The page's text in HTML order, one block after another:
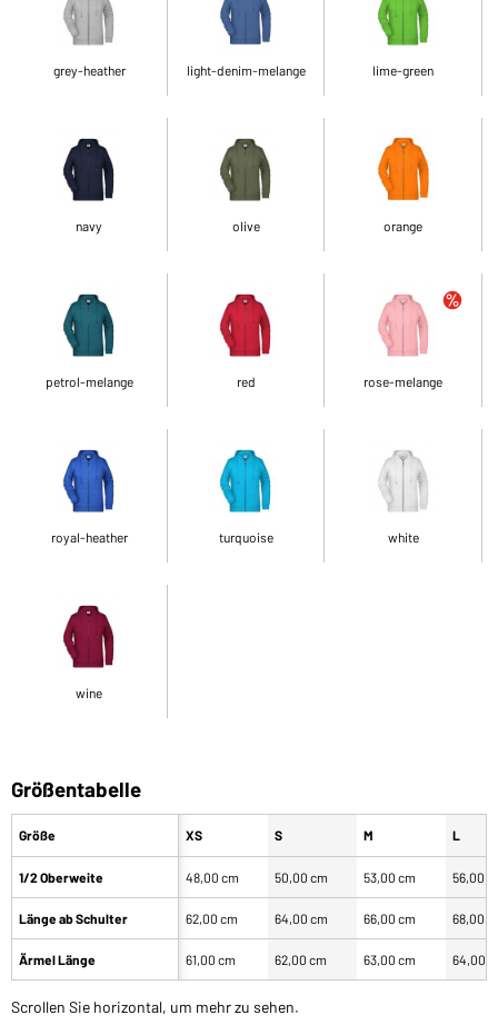
grey-heather light-denim-melange lime-green
navy olive orange
petrol-melange red rose-melange
royal-heather turquoise white
wine
Größentabelle
Größe
1/2 Oberweite
Länge ab Schulter
Ärmel Länge
XS S M L
48,00 cm 50,00 cm 53,00 cm 56,00
62,00 cm 64,00 cm 66,00 cm 68,00
61,00 cm 62,00 cm 63,00 cm 64,00
Scrollen Sie horizontal, um mehr zu sehen.